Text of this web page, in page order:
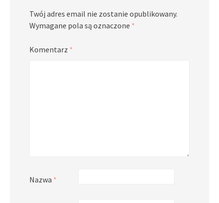
Twój adres email nie zostanie opublikowany.
Wymagane pola są oznaczone *
Komentarz *
Nazwa *